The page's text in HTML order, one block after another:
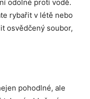
odolné proti vodě.
rybařit v létě nebo
osvědčený soubor,
pohodlné, ale